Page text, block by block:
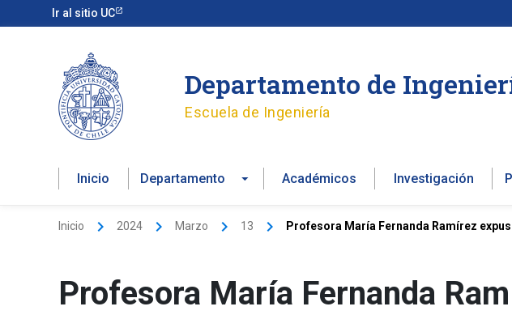
Ir al sitio UC
al
Departamento de
Escuela de Ingeniería
Inicio Departamento Académicos Investigación
Inicio 2024 Marzo 13 Profesora María Fernanda Ramírez
Profesora María Fernanda